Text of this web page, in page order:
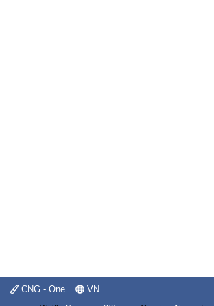
CNG - One VN